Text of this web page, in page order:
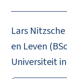
Lars
en Leven
Universiteit